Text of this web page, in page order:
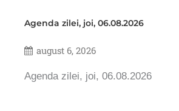
Agenda zilei, joi, 06.08.2026
august 6, 2026
Agenda zilei, joi, 06.08.2026